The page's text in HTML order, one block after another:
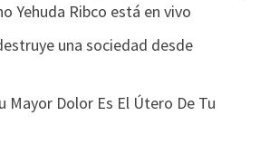
Yehuda Ribco está en vivo
una sociedad desde
Mayor Dolor Es El Útero De Tu